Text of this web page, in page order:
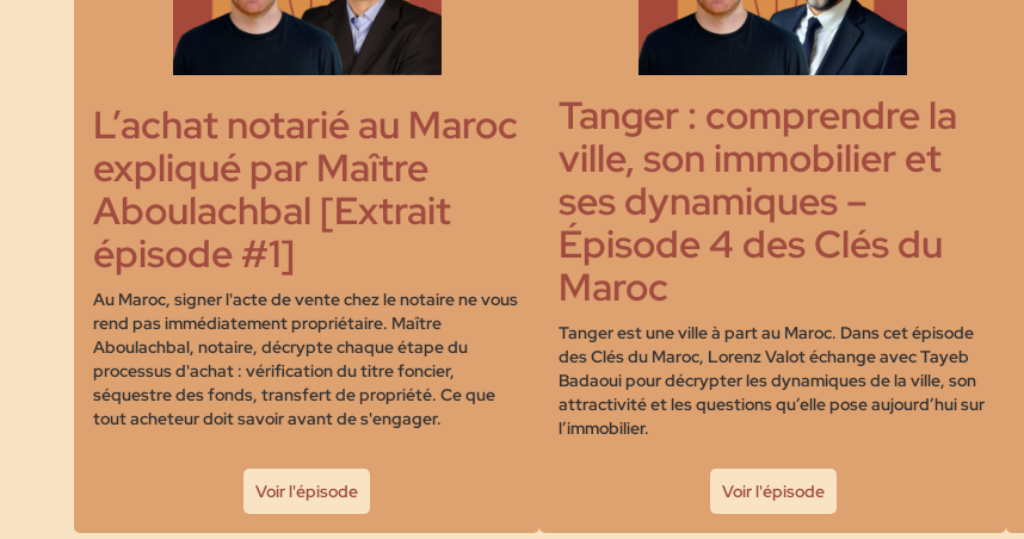
L’achat notarié au Maroc
expliqué par Maître
Aboulachbal [Extrait
épisode #1]
Au Maroc, signer l'acte de vente chez le notaire ne vous
rend pas immédiatement propriétaire. Maître
Aboulachbal, notaire, décrypte chaque étape du
processus d'achat : vérification du titre foncier,
séquestre des fonds, transfert de propriété. Ce que
tout acheteur doit savoir avant de s'engager.
Voir l'épisode
Tanger : comprendre la
ville, son immobilier et
ses dynamiques –
Épisode 4 des Clés du
Maroc
Tanger est une ville à part au Maroc. Dans cet épisode
des Clés du Maroc, Lorenz Valot échange avec Tayeb
Badaoui pour décrypter les dynamiques de la ville, son
attractivité et les questions qu’elle pose aujourd’hui sur
l’immobilier.
Voir l'épisode